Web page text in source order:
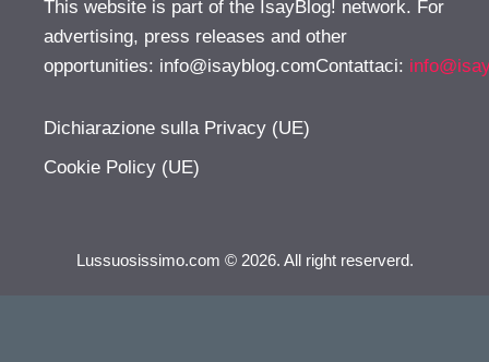
This website is part of the IsayBlog! network. For
advertising, press releases and other
opportunities: info@isayblog.comContattaci:
Dichiarazione sulla Privacy (UE)
Cookie Policy (UE)
Lussuosissimo.com © 2026. All right reserverd.